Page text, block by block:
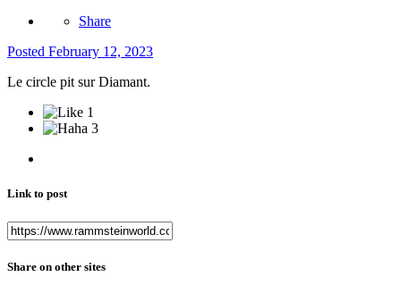
Share
Posted February 12, 2023
Le circle pit sur Diamant.
1
3
Link to post
Share on other sites